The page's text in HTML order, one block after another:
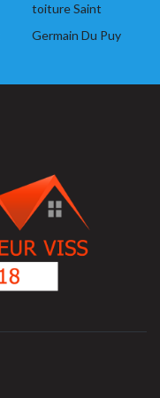
toiture Saint
Germain Du Puy